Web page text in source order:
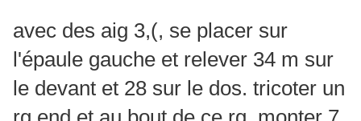
avec des aig 3,(, se placer sur
l'épaule gauche et relever 34 m sur
le devant et 28 sur le dos. tricoter un